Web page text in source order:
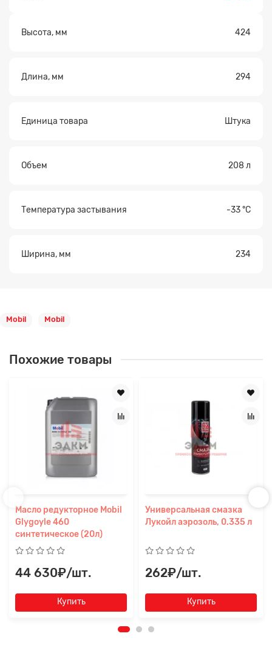
Высота, мм 424
Длина, мм 294
Единица товара Штука
Объем 208 л
Температура застывания -33 °С
Ширина, мм 234
Mobil Mobil
Похожие товары
Масло редукторное Mobil
Glygoyle 460
синтетическое (20л)
44 630₽/шт.
Купить
Универсальная смазка
Лукойл аэрозоль, 0.335 л
262₽/шт.
Купить